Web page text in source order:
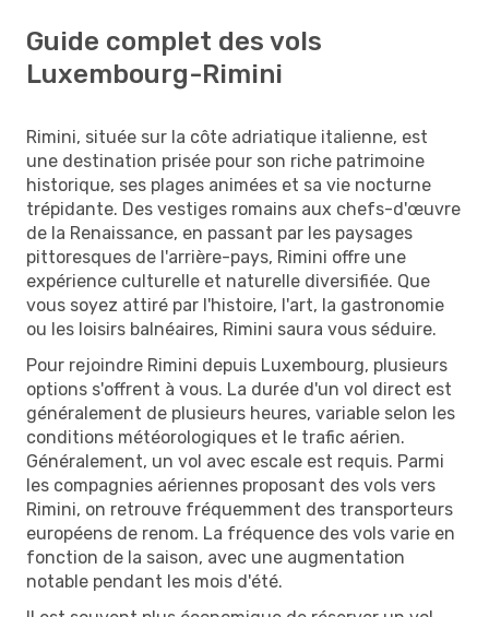
Guide complet des vols
Luxembourg-Rimini
Rimini, située sur la côte adriatique italienne, est
une destination prisée pour son riche patrimoine
historique, ses plages animées et sa vie nocturne
trépidante. Des vestiges romains aux chefs-d'œuvre
de la Renaissance, en passant par les paysages
pittoresques de l'arrière-pays, Rimini offre une
expérience culturelle et naturelle diversifiée. Que
vous soyez attiré par l'histoire, l'art, la gastronomie
ou les loisirs balnéaires, Rimini saura vous séduire.
Pour rejoindre Rimini depuis Luxembourg, plusieurs
options s'offrent à vous. La durée d'un vol direct est
généralement de plusieurs heures, variable selon les
conditions météorologiques et le trafic aérien.
Généralement, un vol avec escale est requis. Parmi
les compagnies aériennes proposant des vols vers
Rimini, on retrouve fréquemment des transporteurs
européens de renom. La fréquence des vols varie en
fonction de la saison, avec une augmentation
notable pendant les mois d'été.